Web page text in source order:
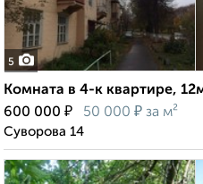
5
Комната в 4-к квартире,
600 000 ₽ 50 000 ₽ за м²
Суворова 14